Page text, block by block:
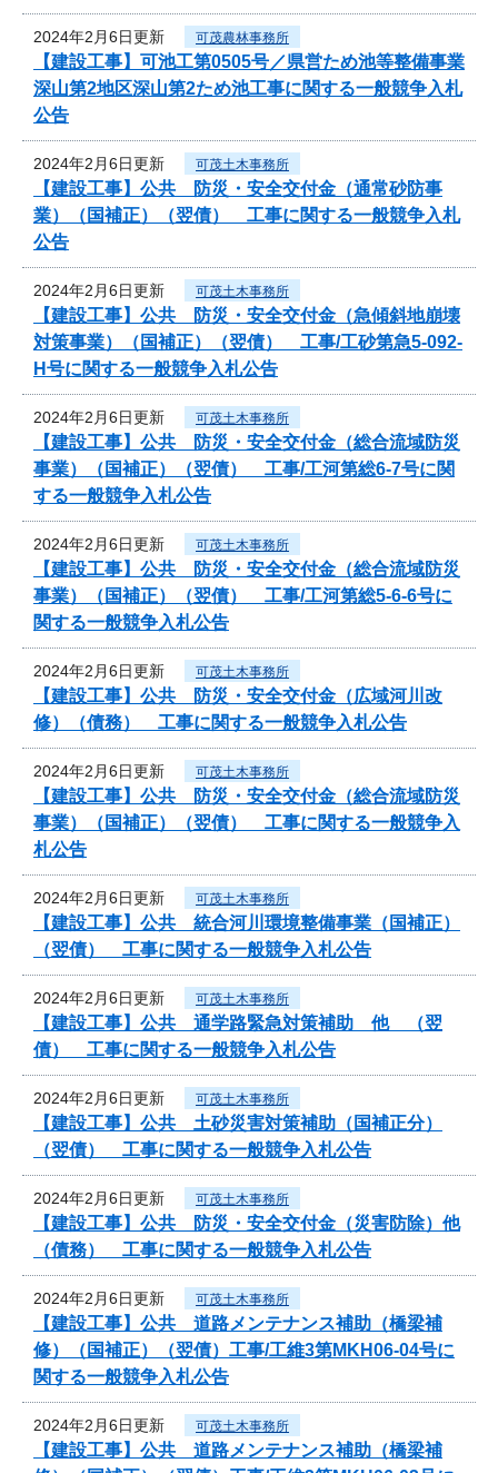
2024年2月6日更新 可茂農林事務所
【建設工事】可池工第0505号／県営ため池等整備事業
深山第2地区深山第2ため池工事に関する一般競争入札
公告
2024年2月6日更新 可茂土木事務所
【建設工事】公共 防災・安全交付金（通常砂防事
業）（国補正）（翌債） 工事に関する一般競争入札
公告
2024年2月6日更新 可茂土木事務所
【建設工事】公共 防災・安全交付金（急傾斜地崩壊
対策事業）（国補正）（翌債） 工事/工砂第急5-092-
H号に関する一般競争入札公告
2024年2月6日更新 可茂土木事務所
【建設工事】公共 防災・安全交付金（総合流域防災
事業）（国補正）（翌債） 工事/工河第総6-7号に関
する一般競争入札公告
2024年2月6日更新 可茂土木事務所
【建設工事】公共 防災・安全交付金（総合流域防災
事業）（国補正）（翌債） 工事/工河第総5-6-6号に
関する一般競争入札公告
2024年2月6日更新 可茂土木事務所
【建設工事】公共 防災・安全交付金（広域河川改
修）（債務） 工事に関する一般競争入札公告
2024年2月6日更新 可茂土木事務所
【建設工事】公共 防災・安全交付金（総合流域防災
事業）（国補正）（翌債） 工事に関する一般競争入
札公告
2024年2月6日更新 可茂土木事務所
【建設工事】公共 統合河川環境整備事業（国補正）
（翌債） 工事に関する一般競争入札公告
2024年2月6日更新 可茂土木事務所
【建設工事】公共 通学路緊急対策補助 他 （翌
債） 工事に関する一般競争入札公告
2024年2月6日更新 可茂土木事務所
【建設工事】公共 土砂災害対策補助（国補正分）
（翌債） 工事に関する一般競争入札公告
2024年2月6日更新 可茂土木事務所
【建設工事】公共 防災・安全交付金（災害防除）他
（債務） 工事に関する一般競争入札公告
2024年2月6日更新 可茂土木事務所
【建設工事】公共 道路メンテナンス補助（橋梁補
修）（国補正）（翌債）工事/工維3第MKH06-04号に
関する一般競争入札公告
2024年2月6日更新 可茂土木事務所
【建設工事】公共 道路メンテナンス補助（橋梁補